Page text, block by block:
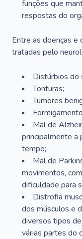
funções que
respostas do
Entre as doenças e
tratadas pelo
Distúrbios do
Tonturas;
Tumores
Mal de
principalmente a
tempo;
Mal de
movimentos,
dificuldade para
Distrofia
dos músculos e
diversos tipos
várias partes do